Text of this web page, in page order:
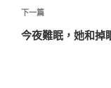
覽
文
章
下
一
下一篇
今夜難眠，她和掉